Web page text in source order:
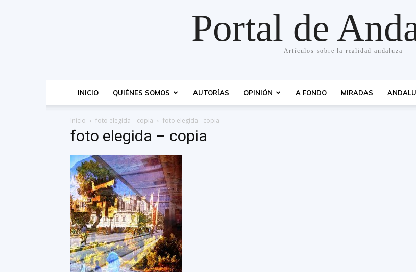
Portal de
Artículos sobre la realidad andaluza
INICIO QUIÉNES SOMOS AUTORÍAS OPINIÓN A FONDO MIRADAS
Inicio foto elegida – copia foto elegida - copia
foto elegida – copia